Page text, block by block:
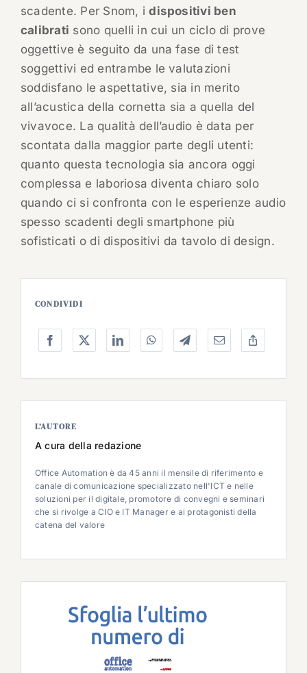
scadente. Per Snom, idispositivi ben
calibrati sono quelli in cui un ciclo di prove
oggettive è seguito da una fase di test
soggettivi ed entrambe le valutazioni
soddisfano le aspettative, sia in merito
all’acustica della cornetta sia a quella del
vivavoce. La qualità dell’audio è data per
scontata dalla maggior parte degli utenti:
quanto questa tecnologia sia ancora oggi
complessa e laboriosa diventa chiaro solo
quando ci si confronta con le esperienze audio
spesso scadenti degli smartphone più
sofisticati o di dispositivi da tavolo di design.
CONDIVIDI
L’AUTORE
A cura della redazione
Office Automation è da 45 anni il mensile di riferimento e
canale di comunicazione specializzato nell'ICT e nelle
soluzioni per il digitale, promotore di convegni e seminari
che si rivolge a CIO e IT Manager e ai protagonisti della
catena del valore